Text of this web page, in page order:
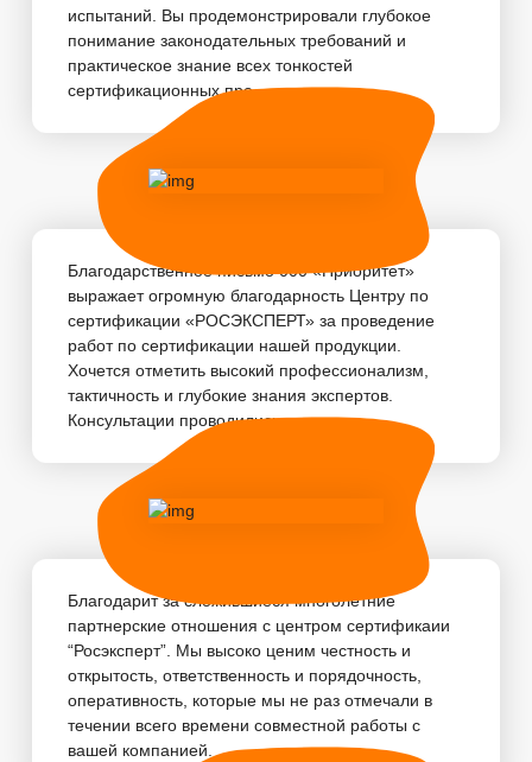
испытаний. Вы продемонстрировали глубокое
понимание законодательных требований и
практическое знание всех тонкостей
сертификационных про...
Благодарственное письмо 000 «Приоритет»
выражает огромную благодарность Центру по
сертификации «РОСЭКСПЕРТ» за проведение
работ по сертификации нашей продукции.
Хочется отметить высокий профессионализм,
тактичность и глубокие знания экспертов.
Консультации проводились...
Благодарит за сложившиеся многолетние
партнерские отношения с центром сертификаии
“Росэксперт”. Мы высоко ценим честность и
открытость, ответственность и порядочность,
оперативность, которые мы не раз отмечали в
течении всего времени совместной работы с
вашей компанией. ...